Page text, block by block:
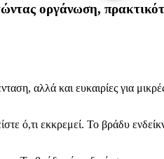
οργάνωση,
αλλά και ευκαιρίες για
ό,τι εκκρεμεί. Το βράδυ